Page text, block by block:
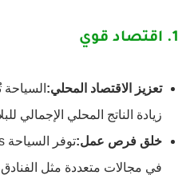
1. اقتصاد قوي
تعزيز الاقتصاد المحلي:
زيادة الناتج المحلي الإجمالي
خلق فرص عمل:
في مجالات متعددة مثل